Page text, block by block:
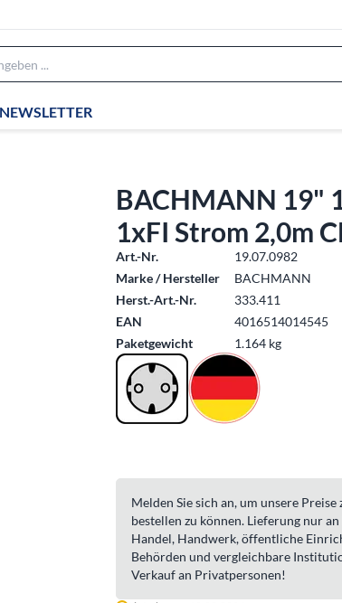
NEWSLETTER
BACHMANN 19"
1xFI Strom 2,0m
Art.-Nr.
19.07.0982
Marke / Hersteller
BACHMANN
Herst.-Art.-Nr.
333.411
EAN
4016514014545
Paketgewicht
1.164 kg
Melden Sie sich an, um unsere Preise
bestellen zu können. Lieferung nur
Handel, Handwerk, öffentliche
Behörden und vergleichbare
Verkauf an Privatpersonen!